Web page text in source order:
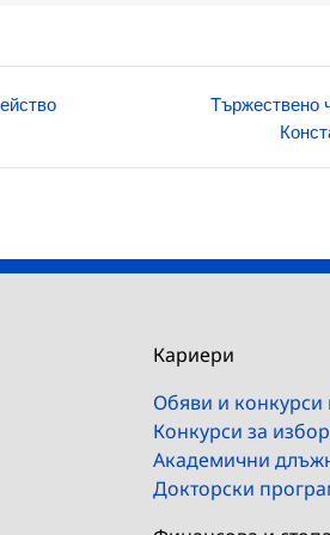
Tържествено
Кариери
Обяви и конкурси
Конкурси за
Академични
Докторски